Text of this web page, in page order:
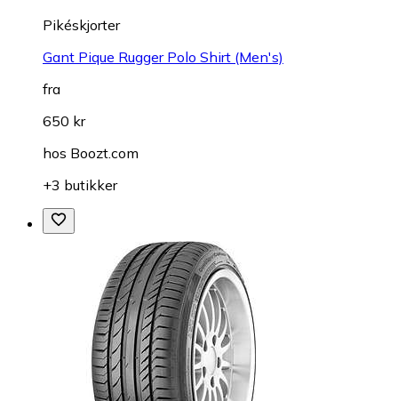
Pikéskjorter
Gant Pique Rugger Polo Shirt (Men's)
fra
650 kr
hos Boozt.com
+3 butikker